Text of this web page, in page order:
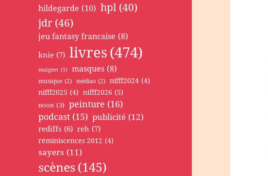
hildegarde (10) hpl (40)
jdr (46)
jeu fantasy francaise (8)
knie (7) livres(474)
maigret (1) masques (8)
musique (2) médias (2) nifff2024 (4)
nifff2025 (4) nifff2026 (5)
noon (3) peinture (16)
podcast (15) publicité (12)
rediffs (6) reh (7)
réminiscences 2012 (4)
sayers (11)
scènes(145)